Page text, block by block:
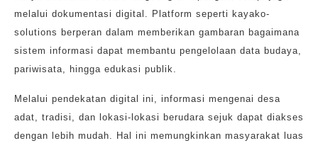
melalui dokumentasi digital. Platform seperti kayako-
solutions berperan dalam memberikan gambaran bagaimana
sistem informasi dapat membantu pengelolaan data budaya,
pariwisata, hingga edukasi publik.
Melalui pendekatan digital ini, informasi mengenai desa
adat, tradisi, dan lokasi-lokasi berudara sejuk dapat diakses
dengan lebih mudah. Hal ini memungkinkan masyarakat luas